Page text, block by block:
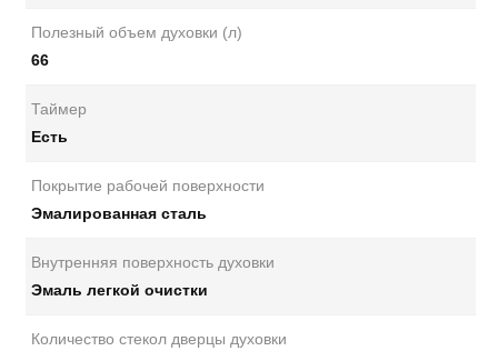
Полезный объем духовки (л)
66
Таймер
Есть
Покрытие рабочей поверхности
Эмалированная сталь
Внутренняя поверхность духовки
Эмаль легкой очистки
Количество стекол дверцы духовки